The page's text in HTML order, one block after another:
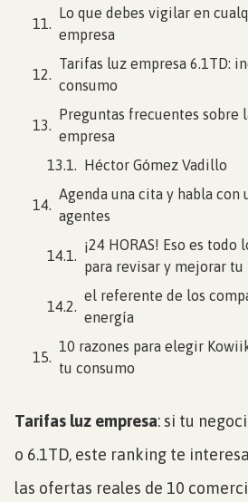
Lo que debes vigilar en
empresa
Tarifas luz empresa 6.1TD:
consumo
Preguntas frecuentes sobre
empresa
Héctor Gómez Vadillo
Agenda una cita y habla con
agentes
¡24 HORAS! Eso es
para revisar y mejorar tu
el referente de los
energía
10 razones para elegir
tu consumo
Tarifas luz empresa: si tu
o 6.1TD, este ranking te
las ofertas reales de 10